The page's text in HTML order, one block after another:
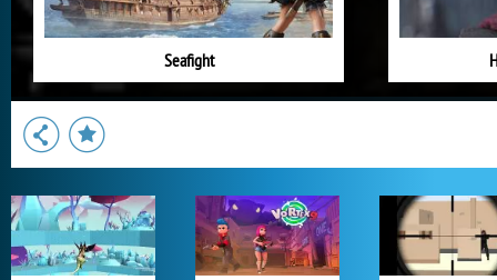
Seafight